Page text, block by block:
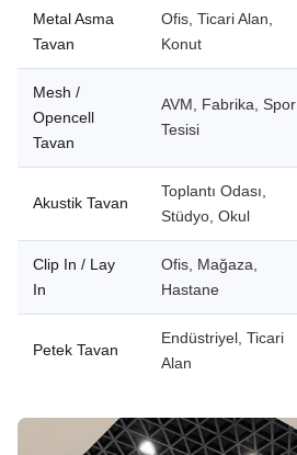
Metal Asma
Tavan
Ofis, Ticari Alan,
Konut
Mesh /
Opencell
Tavan
AVM, Fabrika, Spor
Tesisi
Akustik Tavan
Toplantı Odası,
Stüdyo, Okul
Clip In / Lay
In
Ofis, Mağaza,
Hastane
Petek Tavan
Endüstriyel, Ticari
Alan